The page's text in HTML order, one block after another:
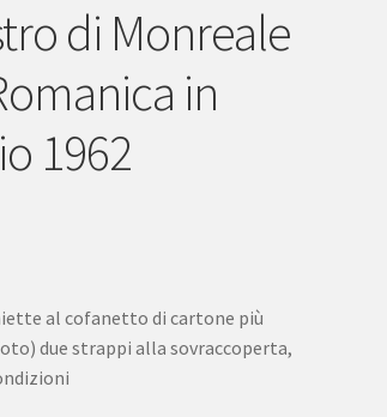
di Monreale
in
1962
al cofanetto di cartone più
due strappi alla sovraccoperta,